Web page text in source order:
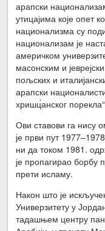
арапски
утицајима које опет
национализма су
национализам је
америчком
масонским и
пољских и
арапски
хришц́анског
Ови ставови га нису
је први пут
ни да током 1981.
је пропагирао борбу
прети исламу.
Након што је
Универзитету у
тадашњем центру